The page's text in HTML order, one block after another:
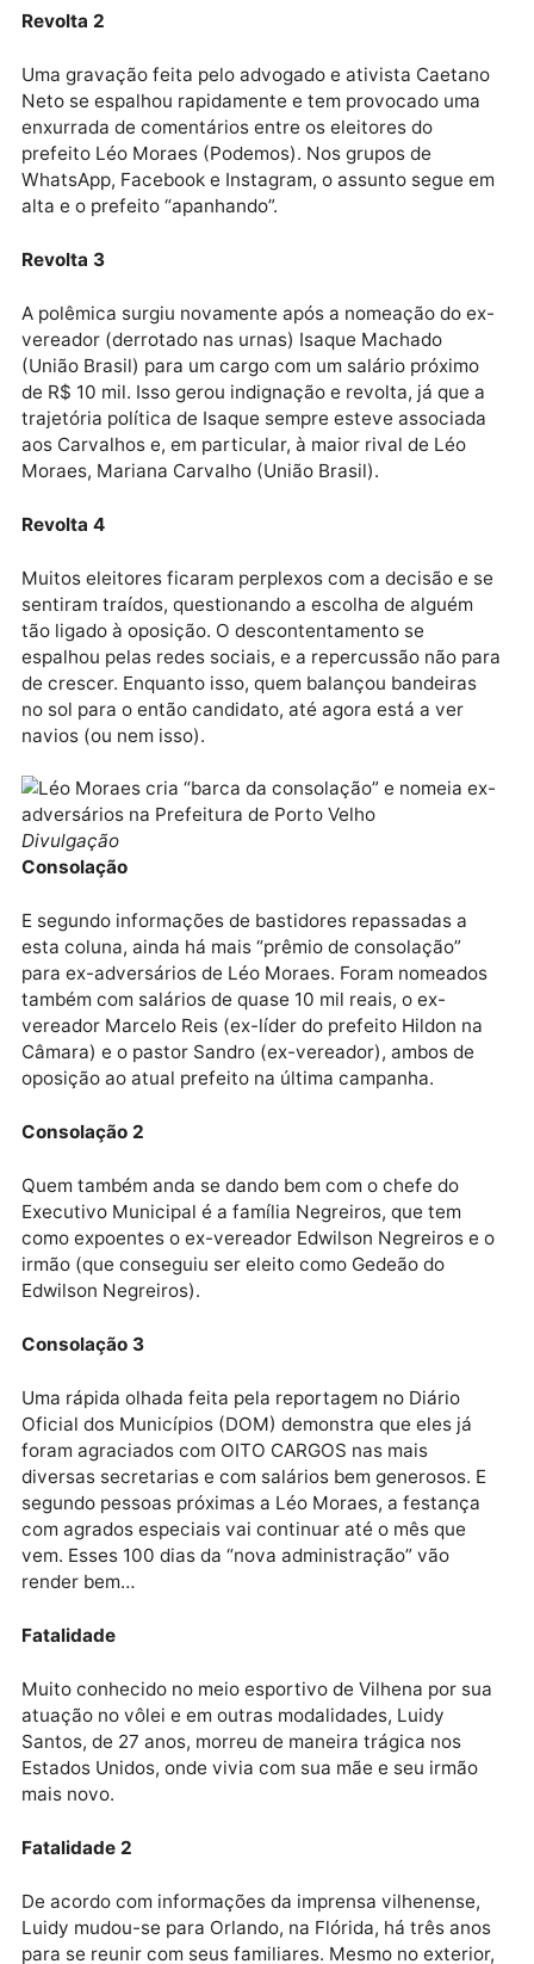
últimas edições dos Diários Oficiais dos Municípios
população, mas que levaram uma “pisa” nas urnas e
estavam “perdidos” no cenário político rondoniense.
Revolta 2
Uma gravação feita pelo advogado e ativista
Neto se espalhou rapidamente e tem provocado uma
prefeito Léo Moraes (Podemos). Nos grupos de
WhatsApp, Facebook e Instagram, o assunto segue
alta e o prefeito “apanhando”.
Revolta 3
A polêmica surgiu novamente após a nomeação do
vereador (derrotado nas urnas) Isaque Machado
de R$ 10 mil. Isso gerou indignação e revolta, já que
trajetória política de Isaque sempre esteve
aos Carvalhos e, em particular, à maior rival de Léo
Moraes, Mariana Carvalho (União Brasil).
Revolta 4
Muitos eleitores ficaram perplexos com a decisão e
sentiram traídos, questionando a escolha de alguém
tão ligado à oposição. O descontentamento se
espalhou pelas redes sociais, e a repercussão não
no sol para o então candidato, até agora está a ver
navios (ou nem isso).
Divulgação
esta coluna, ainda há mais “prêmio de consolação”
para ex-adversários de Léo Moraes. Foram
também com salários de quase 10 mil reais, o ex-
vereador Marcelo Reis (ex-líder do prefeito Hildon
Câmara) e o pastor Sandro (ex-vereador), ambos de
oposição ao atual prefeito na última campanha.
Consolação 2
Quem também anda se dando bem com o chefe do
Executivo Municipal é a família Negreiros, que tem
como expoentes o ex-vereador Edwilson Negreiros
irmão (que conseguiu ser eleito como Gedeão do
Edwilson Negreiros).
Consolação 3
Uma rápida olhada feita pela reportagem no Diário
Oficial dos Municípios (DOM) demonstra que eles já
foram agraciados com OITO CARGOS nas mais
diversas secretarias e com salários bem generosos.
segundo pessoas próximas a Léo Moraes, a festança
com agrados especiais vai continuar até o mês que
render bem…
Fatalidade